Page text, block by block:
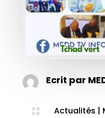
Ecrit par
 Actualités |